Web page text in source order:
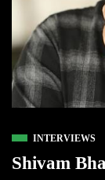
INTERVIEWS
Shivam